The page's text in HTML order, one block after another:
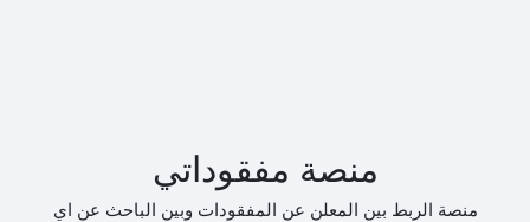
منصة مفقوداتي
منصة الربط بين المعلن عن المفقودات وبين الباحث عن اي